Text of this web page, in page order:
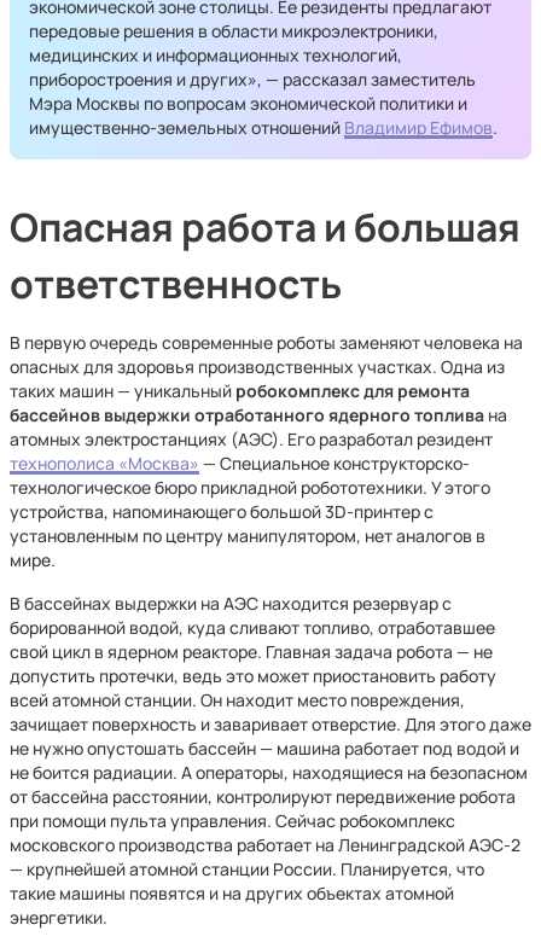
экономической зоне столицы. Ее резиденты предлагают
передовые решения в области микроэлектроники,
медицинских и информационных технологий,
приборостроения и других», — рассказал заместитель
Мэра Москвы по вопросам экономической политики и
имущественно-земельных отношений Владимир Ефимов.
Опасная работа и большая
ответственность
В первую очередь современные роботы заменяют человека на
опасных для здоровья производственных участках. Одна из
таких машин — уникальный робокомплекс для ремонта
бассейнов выдержки отработанного ядерного топлива на
атомных электростанциях (АЭС). Его разработал резидент
технополиса «Москва» — Специальное конструкторско-
технологическое бюро прикладной робототехники. У этого
устройства, напоминающего большой 3D-принтер с
установленным по центру манипулятором, нет аналогов в
мире.
В бассейнах выдержки на АЭС находится резервуар с
борированной водой, куда сливают топливо, отработавшее
свой цикл в ядерном реакторе. Главная задача робота — не
допустить протечки, ведь это может приостановить работу
всей атомной станции. Он находит место повреждения,
зачищает поверхность и заваривает отверстие. Для этого даже
не нужно опустошать бассейн — машина работает под водой и
не боится радиации. А операторы, находящиеся на безопасном
от бассейна расстоянии, контролируют передвижение робота
при помощи пульта управления. Сейчас робокомплекс
московского производства работает на Ленинградской АЭС-2
— крупнейшей атомной станции России. Планируется, что
такие машины появятся и на других объектах атомной
энергетики.